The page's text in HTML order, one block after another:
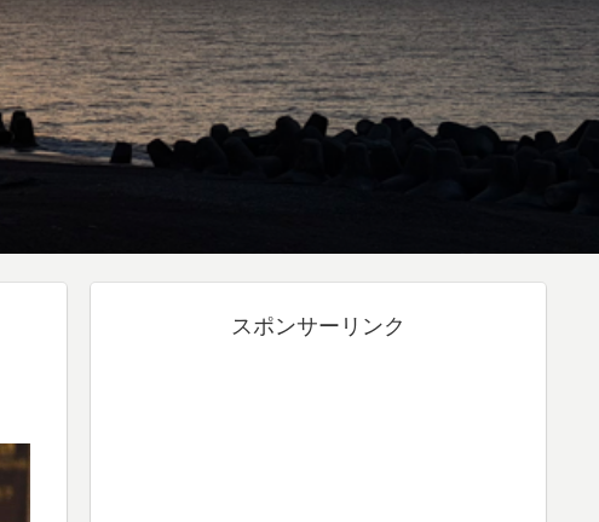
スポンサーリンク